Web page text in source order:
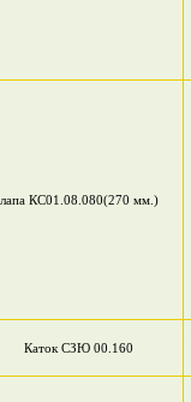
лапа КС01.08.080(270 мм.)
Каток СЗЮ 00.160